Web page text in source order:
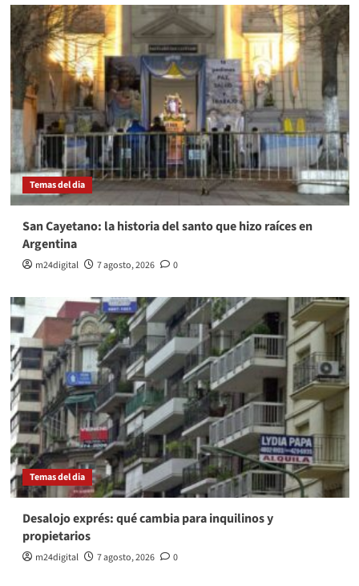
Temas del dia
San Cayetano: la historia del santo que hizo raíces en
Argentina
m24digital 7 agosto, 2026 0
Temas del dia
Desalojo exprés: qué cambia para inquilinos y
propietarios
m24digital 7 agosto, 2026 0